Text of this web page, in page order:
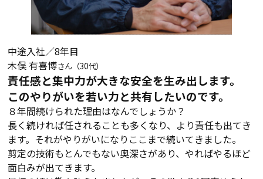
中途入社／8年目
木俣 有喜博さん（30代）
責任感と集中力が大きな安全を生み出します。
このやりがいを若い力と共有したいのです。
８年間続けられた理由はなんでしょうか？
長く続ければ任されることも多くなり、より責任も出てき
ます。それがやりがいになりここまで続いてきました。
剪定の技術もとんでもない奥深さがあり、やればやるほど
面白みが出てきます。